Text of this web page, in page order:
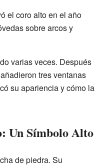
el coro alto en el año
sobre arcos y
varias veces. Después
tres ventanas
su apariencia y cómo la
Un Símbolo Alto
de piedra. Su